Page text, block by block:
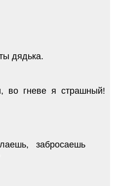
дядька.
во гневе я страшный!
забросаешь